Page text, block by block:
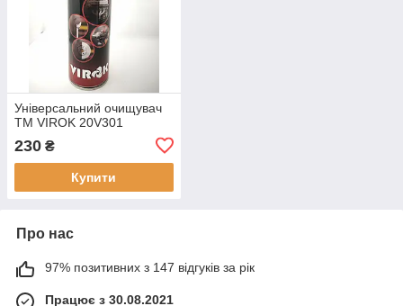
Універсальний очищувач
ТМ VIROK 20V301
230 ₴
Купити
Про нас
97% позитивних з 147 відгуків за рік
Працює з 30.08.2021